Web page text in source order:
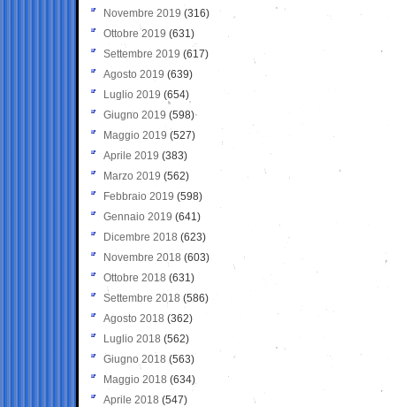
Novembre 2019 (316)
Ottobre 2019 (631)
Settembre 2019 (617)
Agosto 2019 (639)
Luglio 2019 (654)
Giugno 2019 (598)
Maggio 2019 (527)
Aprile 2019 (383)
Marzo 2019 (562)
Febbraio 2019 (598)
Gennaio 2019 (641)
Dicembre 2018 (623)
Novembre 2018 (603)
Ottobre 2018 (631)
Settembre 2018 (586)
Agosto 2018 (362)
Luglio 2018 (562)
Giugno 2018 (563)
Maggio 2018 (634)
Aprile 2018 (547)